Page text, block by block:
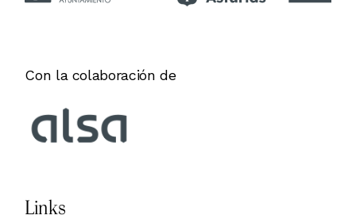
Con la colaboración de
Links